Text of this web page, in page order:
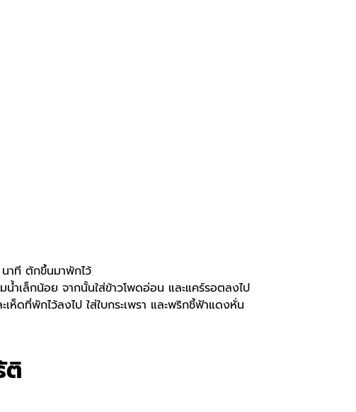
าที ตักขึ้นมาพักไว้
น้ำเล็กน้อย จากนั้นใส่ข้าวโพดอ่อน และแคร์รอตลงไป
ดที่พักไว้ลงไป ใส่ใบกระเพรา และพริกชี้ฟ้าแดงหั่น
ติ